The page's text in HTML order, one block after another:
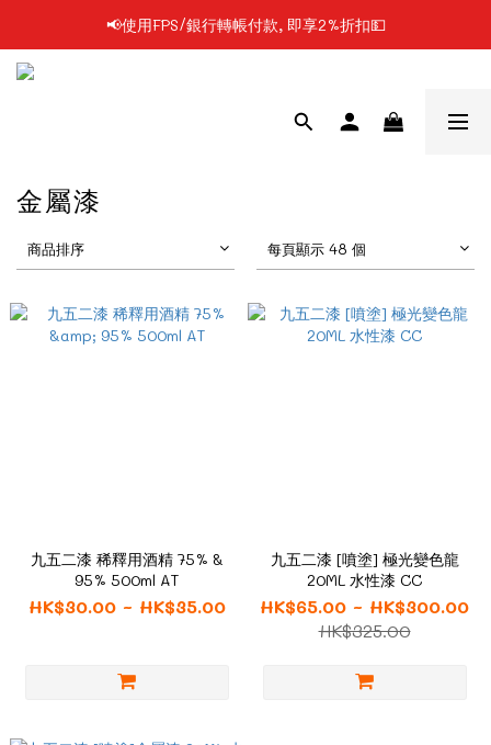
📢凡購物滿$199 順豐自提點免運費📦📦
📢使用FPS/銀行轉帳付款, 即享2%折扣💵
金屬漆
商品排序 每頁顯示 48 個
九五二漆 稀釋用酒精 75% &
95% 500ml AT
HK$30.00 ~ HK$35.00
九五二漆 [噴塗] 極光變色龍
20ML 水性漆 CC
HK$65.00 ~ HK$300.00
HK$325.00